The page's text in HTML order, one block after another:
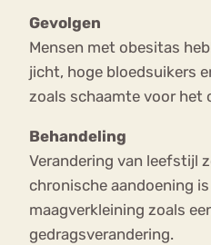
Gevolgen
Mensen met obesitas
jicht, hoge bloedsuikers
zoals schaamte voor het
Behandeling
Verandering van leefstijl
chronische aandoening
maagverkleining zoals
gedragsverandering.